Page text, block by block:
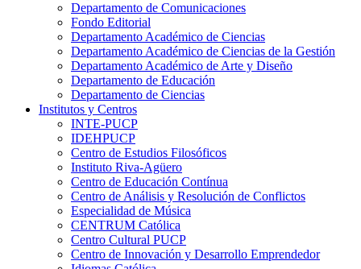
Departamento de Comunicaciones
Fondo Editorial
Departamento Académico de Ciencias
Departamento Académico de Ciencias de la Gestión
Departamento Académico de Arte y Diseño
Departamento de Educación
Departamento de Ciencias
Institutos y Centros
INTE-PUCP
IDEHPUCP
Centro de Estudios Filosóficos
Instituto Riva-Agüero
Centro de Educación Contínua
Centro de Análisis y Resolución de Conflictos
Especialidad de Música
CENTRUM Católica
Centro Cultural PUCP
Centro de Innovación y Desarrollo Emprendedor